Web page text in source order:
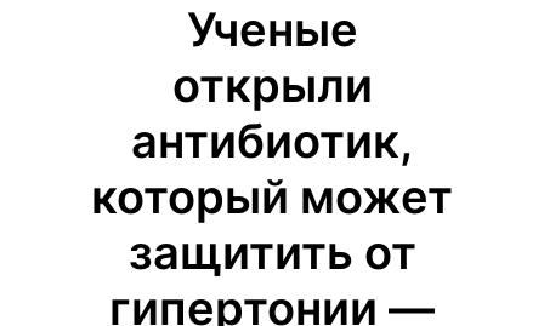
Ученые
открыли
антибиотик,
который может
защитить от
гипертонии —